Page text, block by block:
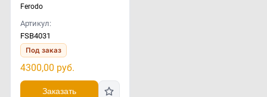
Ferodo
Артикул:
FSB4031
Под заказ
4300,00 руб.
Заказать